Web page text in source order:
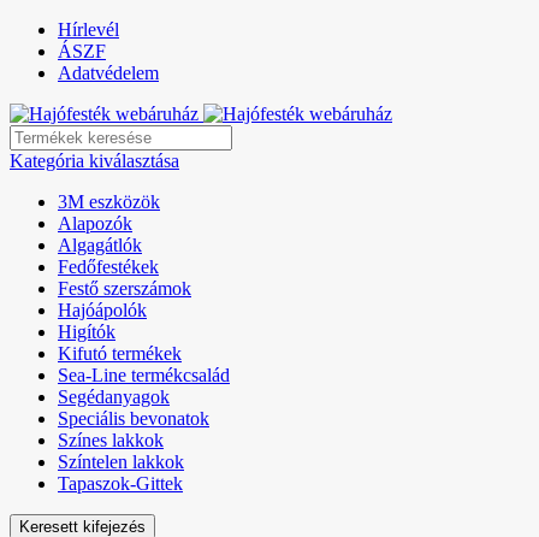
Hírlevél
ÁSZF
Adatvédelem
Kategória kiválasztása
3M eszközök
Alapozók
Algagátlók
Fedőfestékek
Festő szerszámok
Hajóápolók
Higítók
Kifutó termékek
Sea-Line termékcsalád
Segédanyagok
Speciális bevonatok
Színes lakkok
Színtelen lakkok
Tapaszok-Gittek
Keresett kifejezés